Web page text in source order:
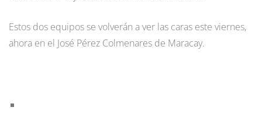
Estos dos equipos se volverán a ver las caras este viernes,
ahora en el José Pérez Colmenares de Maracay.